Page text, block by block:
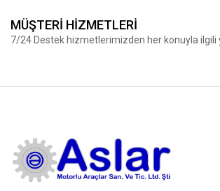
MÜŞTERİ HİZMETLERİ
7/24 Destek hizmetlerimizden her konuyla ilgili